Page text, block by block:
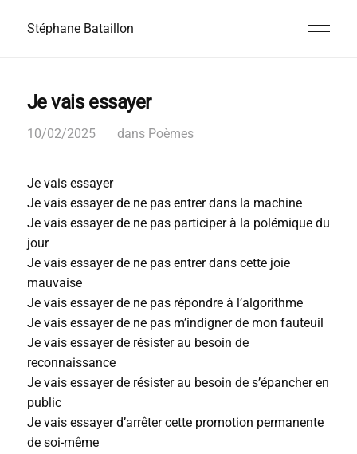
Stéphane Bataillon
Je vais essayer
10/02/2025 dans Poèmes
Je vais essayer
Je vais essayer de ne pas entrer dans la machine
Je vais essayer de ne pas participer à la polémique du
jour
Je vais essayer de ne pas entrer dans cette joie
mauvaise
Je vais essayer de ne pas répondre à l’algorithme
Je vais essayer de ne pas m’indigner de mon fauteuil
Je vais essayer de résister au besoin de
reconnaissance
Je vais essayer de résister au besoin de s’épancher en
public
Je vais essayer d’arrêter cette promotion permanente
de soi-même